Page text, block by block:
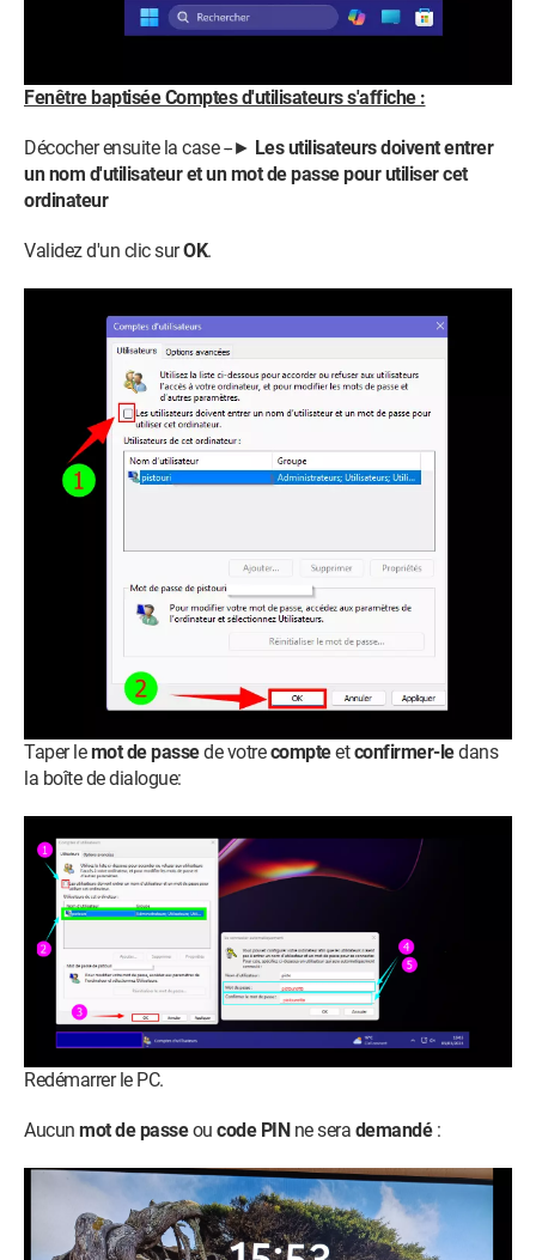
Fenêtre baptisée Comptes d'utilisateurs s'affiche :
Décocher ensuite la case --► Les utilisateurs doivent entrer
un nom d'utilisateur et un mot de passe pour utiliser cet
ordinateur
Validez d'un clic surOK.
Taper lemot de passede votrecompteetconfirmer-ledans
la boîte de dialogue:
Redémarrer le PC.
Aucun mot de passeou code PINne sera demandé: